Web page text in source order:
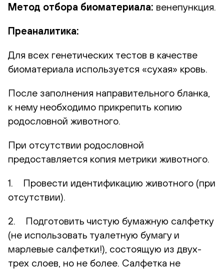
Метод отбора биоматериала: венепункция.
Преаналитика:
Для всех генетических тестов в качестве
биоматериала используется «сухая» кровь.
После заполнения направительного бланка,
к нему необходимо прикрепить копию
родословной животного.
При отсутствии родословной
предоставляется копия метрики животного.
1. Провести идентификацию животного (при
отсутствии).
2. Подготовить чистую бумажную салфетку
(не использовать туалетную бумагу и
марлевые салфетки!), состоящую из двух-
трех слоев, но не более. Салфетка не